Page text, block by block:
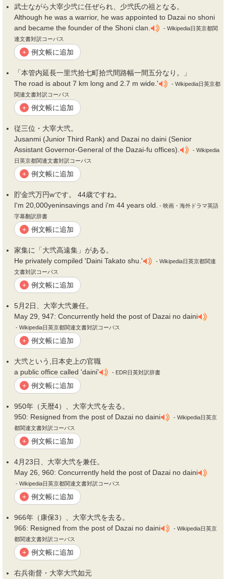
武士ながら大宰少弐に任ぜられ、少弐氏の祖となる。
Although he was a warrior, he was appointed to Dazai no shoni
and became the founder of the Shoni clan.
- Wikipedia日英京都関
連文書対訳コーパス
+ 例文帳に追加
「本管内延長一里弐拾七町拾弐間路幅一間五分なり。」
The road is about 7 km long and 2.7 m wide.'
- Wikipedia日英京都
関連文書対訳コーパス
+ 例文帳に追加
従三位・大宰大弐。
Jusanmi (Junior Third Rank) and Dazai no daini (Senior
Assistant Governor-General of the Dazai-fu offices).
- Wikipedia
日英京都関連文書対訳コーパス
+ 例文帳に追加
貯金弐万円wです。 44歳ですね。
I'm 20,000yeninsavings and i'm 44 years old.
- 映画・海外ドラマ英語
字幕翻訳辞書
+ 例文帳に追加
家集に「大弐高遠集」がある。
He privately compiled 'Daini Takato shu.'
- Wikipedia日英京都関連
文書対訳コーパス
+ 例文帳に追加
5月2日、大宰大弐兼任。
May 29, 947: Concurrently held the post of Dazai no daini
- Wikipedia日英京都関連文書対訳コーパス
+ 例文帳に追加
大弐という,日本史上の官職
a public office called 'daini'
- EDR日英対訳辞書
+ 例文帳に追加
950年（天暦4）、大宰大弐を去る。
950: Resigned from the post of Dazai no daini
- Wikipedia日英京
都関連文書対訳コーパス
+ 例文帳に追加
4月23日、大宰大弐を兼任。
May 26, 960: Concurrently held the post of Dazai no daini
- Wikipedia日英京都関連文書対訳コーパス
+ 例文帳に追加
966年（康保3）、大宰大弐を去る。
966: Resigned from the post of Dazai no daini
- Wikipedia日英京
都関連文書対訳コーパス
+ 例文帳に追加
右兵衛督・大宰大弐如元